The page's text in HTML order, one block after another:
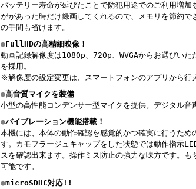
バッテリー寿命が延びたことで防犯用途でのご利用増
ががあった時だけ録画してくれるので、メモリを節約
の手間も省けます。
●FullHDの高精細映像！
動画記録解像度は1080p、720p、WVGAからお選びいた
を採用。
※解像度の設定変更は、スマートフォンのアプリから行
●高音質マイクを装備
小型の高性能コンデンサー型マイクを提供。デジタル音
●バイブレーション機能搭載！
本機には、本体の動作確認を感覚的かつ確実に行うた
す。カモフラージュキャップをした状態では動作指示
スを確認出来ます。操作ミス防止の強力な味方です。
可能です。
●microSDHC対応!!